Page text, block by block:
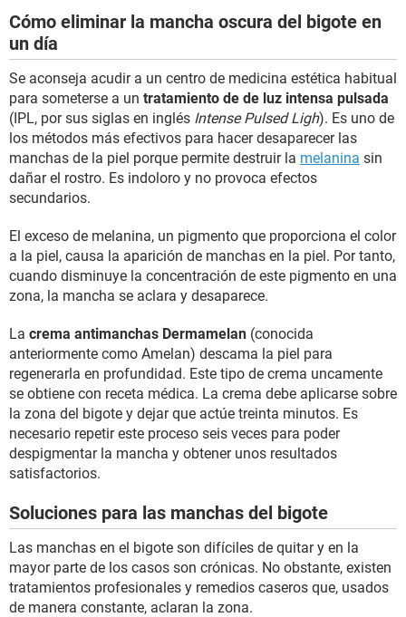
Cómo eliminar la mancha oscura del bigote en
un día
Se aconseja acudir a un centro de medicina estética habitual
para someterse a un tratamiento de de luz intensa pulsada
(IPL, por sus siglas en inglés Intense Pulsed Ligh). Es uno de
los métodos más efectivos para hacer desaparecer las
manchas de la piel porque permite destruir la melanina sin
dañar el rostro. Es indoloro y no provoca efectos
secundarios.
El exceso de melanina, un pigmento que proporciona el color
a la piel, causa la aparición de manchas en la piel. Por tanto,
cuando disminuye la concentración de este pigmento en una
zona, la mancha se aclara y desaparece.
La crema antimanchas Dermamelan (conocida
anteriormente como Amelan) descama la piel para
regenerarla en profundidad. Este tipo de crema uncamente
se obtiene con receta médica. La crema debe aplicarse sobre
la zona del bigote y dejar que actúe treinta minutos. Es
necesario repetir este proceso seis veces para poder
despigmentar la mancha y obtener unos resultados
satisfactorios.
Soluciones para las manchas del bigote
Las manchas en el bigote son difíciles de quitar y en la
mayor parte de los casos son crónicas. No obstante, existen
tratamientos profesionales y remedios caseros que, usados
de manera constante, aclaran la zona.